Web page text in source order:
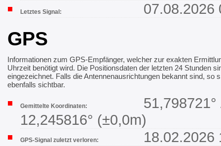
Letztes Signal: 07.08.2026
GPS
Informationen zum GPS-Empfänger, welcher zur exakten
Uhrzeit benötigt wird. Die Positionsdaten der letzten 24 Stunden
eingezeichnet. Falls die Antennenausrichtungen bekannt sind, so
ebenfalls sichtbar.
Gemittelte Koordinaten:
51,798721°
12,245816° (±0,0m)
GPS-Signal zuletzt verloren: 18.02.2026